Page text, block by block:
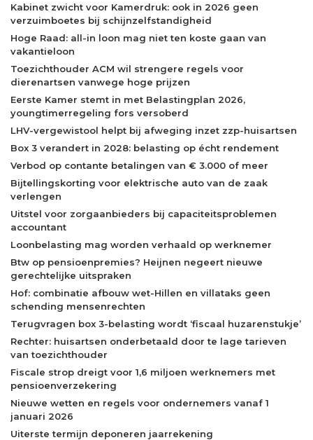
Kabinet zwicht voor Kamerdruk: ook in 2026 geen
verzuimboetes bij schijnzelfstandigheid
Hoge Raad: all-in loon mag niet ten koste gaan van
vakantieloon
Toezichthouder ACM wil strengere regels voor
dierenartsen vanwege hoge prijzen
Eerste Kamer stemt in met Belastingplan 2026,
youngtimerregeling fors versoberd
LHV-vergewistool helpt bij afweging inzet zzp-huisartsen
Box 3 verandert in 2028: belasting op écht rendement
Verbod op contante betalingen van € 3.000 of meer
Bijtellingskorting voor elektrische auto van de zaak
verlengen
Uitstel voor zorgaanbieders bij capaciteitsproblemen
accountant
Loonbelasting mag worden verhaald op werknemer
Btw op pensioenpremies? Heijnen negeert nieuwe
gerechtelijke uitspraken
Hof: combinatie afbouw wet-Hillen en villataks geen
schending mensenrechten
Terugvragen box 3-belasting wordt ‘fiscaal huzarenstukje’
Rechter: huisartsen onderbetaald door te lage tarieven
van toezichthouder
Fiscale strop dreigt voor 1,6 miljoen werknemers met
pensioenverzekering
Nieuwe wetten en regels voor ondernemers vanaf 1
januari 2026
Uiterste termijn deponeren jaarrekening